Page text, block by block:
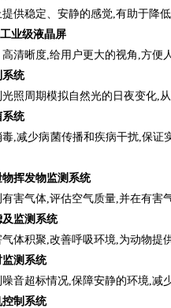
供稳定、安静的感觉,有助于降
业级液晶屏
清晰度,给用户更大的视角,方便
系统
照周期模拟自然光的日夜变化,
系统
毒,减少病菌传播和疾病干扰,保证
挥发物监测系统
害气体,评估空气质量,并在有害
监测系统
体积聚,改善呼吸环境,为动物提
测系统
音超标情况,保障安静的环境,减
制系统